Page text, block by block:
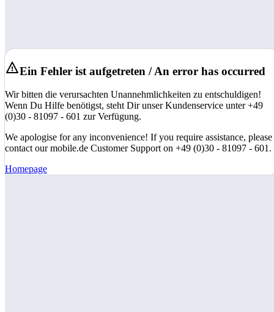
Ein Fehler ist aufgetreten / An error has occurred
Wir bitten die verursachten Unannehmlichkeiten zu entschuldigen!
Wenn Du Hilfe benötigst, steht Dir unser Kundenservice unter +49
(0)30 - 81097 - 601 zur Verfügung.
We apologise for any inconvenience! If you require assistance, please
contact our mobile.de Customer Support on +49 (0)30 - 81097 - 601.
Homepage